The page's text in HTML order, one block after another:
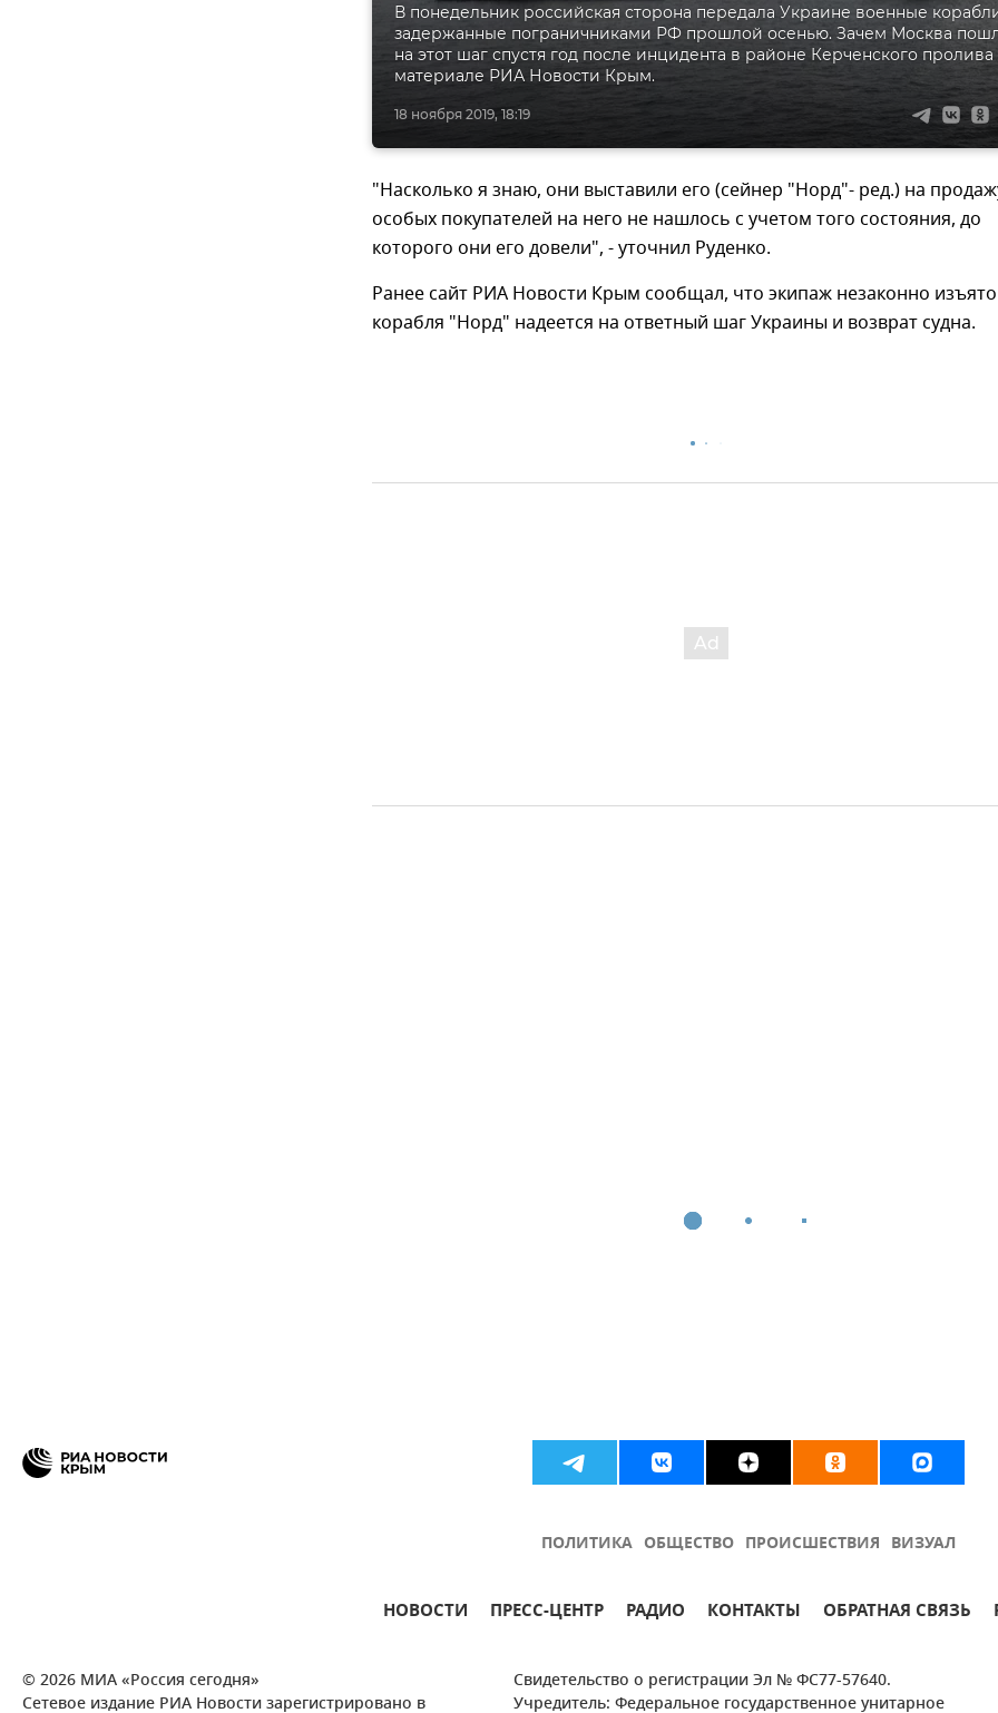
18 ноября 2019, 18:19
В понедельник российская сторона передала Украине военные
задержанные пограничниками РФ прошлой осенью. Зачем Москва
на этот шаг спустя год после инцидента в районе Керченского пролива
материале РИА Новости Крым.
"Насколько я знаю, они выставили его (сейнер "Норд"- ред.) на
особых покупателей на него не нашлось с учетом того состояния, до
которого они его довели", - уточнил Руденко.
Ранее сайт РИА Новости Крым сообщал, что экипаж незаконно
корабля "Норд" надеется на ответный шаг Украины и возврат судна.
ПОЛИТИКА ОБЩЕСТВО ПРОИСШЕСТВИЯ ВИЗУАЛ
НОВОСТИ ПРЕСС-ЦЕНТР РАДИО КОНТАКТЫ ОБРАТНАЯ СВЯЗЬ
© 2026 МИА «Россия сегодня»
Сетевое издание РИА Новости зарегистрировано в
Свидетельство о регистрации Эл № ФС77-57640.
Учредитель: Федеральное государственное унитарное